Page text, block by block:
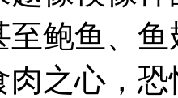
至鲍鱼、
肉之心，